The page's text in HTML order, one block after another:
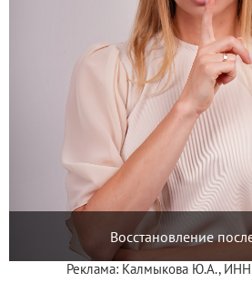
Восстановление
Реклама: Калмыкова Ю.А.,